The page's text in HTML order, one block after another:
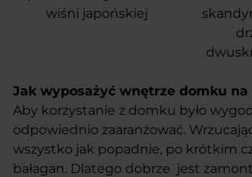
wiśni japońskiej
Jak wyposażyć wnętrze domku na
Aby korzystanie z domku było
odpowiednio zaaranżować.
wszystko jak popadnie, po krótkim
bałagan. Dlatego dobrze jest